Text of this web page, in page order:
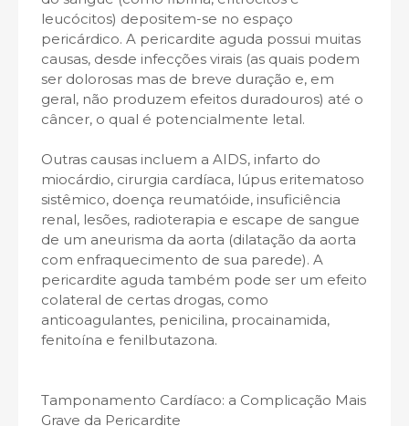
leucócitos) depositem-se no espaço
pericárdico. A pericardite aguda possui muitas
causas, desde infecções virais (as quais podem
ser dolorosas mas de breve duração e, em
geral, não produzem efeitos duradouros) até o
câncer, o qual é potencialmente letal.
Outras causas incluem a AIDS, infarto do
miocárdio, cirurgia cardíaca, lúpus eritematoso
sistêmico, doença reumatóide, insuficiência
renal, lesões, radioterapia e escape de sangue
de um aneurisma da aorta (dilatação da aorta
com enfraquecimento de sua parede). A
pericardite aguda também pode ser um efeito
colateral de certas drogas, como
anticoagulantes, penicilina, procainamida,
fenitoína e fenilbutazona.
Tamponamento Cardíaco: a Complicação Mais
Grave da Pericardite